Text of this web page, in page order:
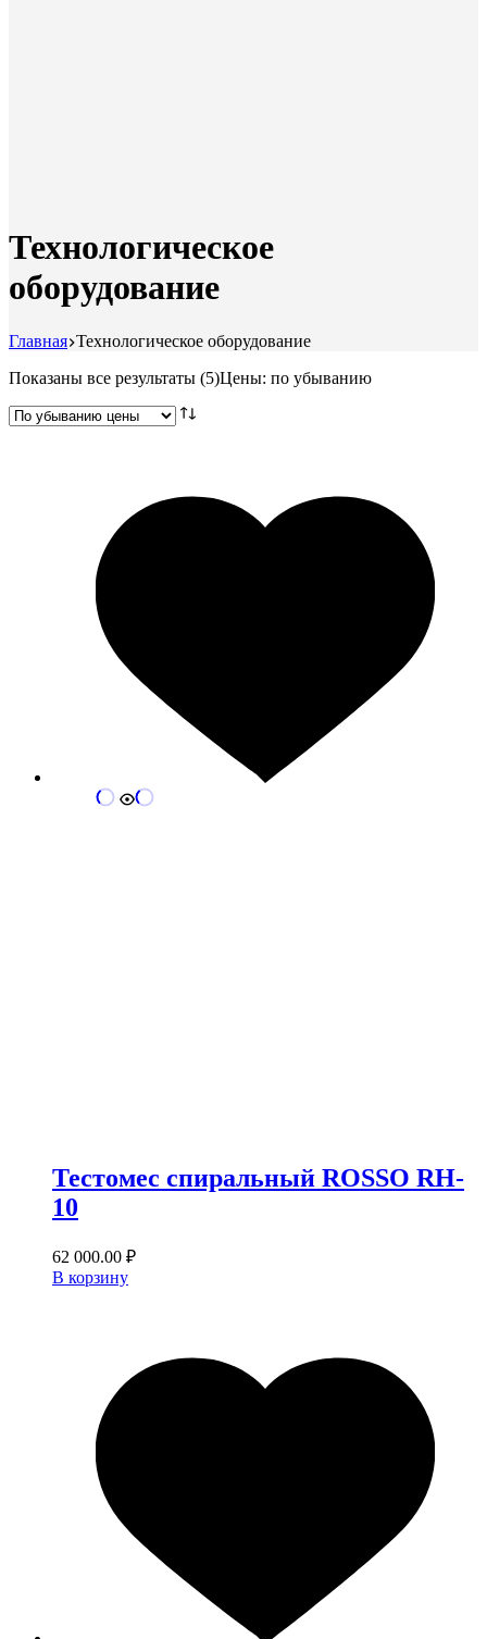
Технологическое
оборудование
Главная Технологическое оборудование
Показаны все результаты (5)Цены: по убыванию
Тестомес спиральный ROSSO RH‐
10
62 000.00 ₽
В корзину